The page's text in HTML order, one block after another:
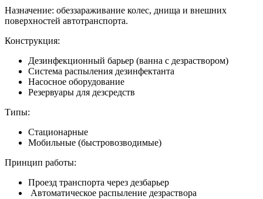
Назначение: обеззараживание колес, днища и внешних
поверхностей автотранспорта.
Конструкция:
Дезинфекционный барьер (ванна с дезраствором)
Система распыления дезинфектанта
Насосное оборудование
Резервуары для дезсредств
Типы:
Стационарные
Мобильные (быстровозводимые)
Принцип работы:
Проезд транспорта через дезбарьер
Автоматическое распыление дезраствора